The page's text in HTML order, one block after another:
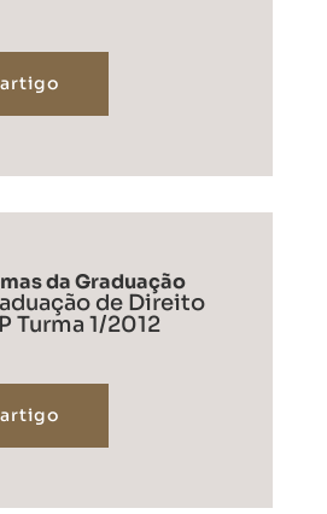
da Graduação
de Direito
Turma 1/2012